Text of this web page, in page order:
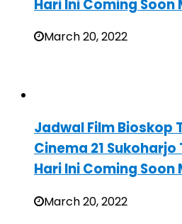
Hari Ini Coming Soon
March 20, 2022
Jadwal Film Bioskop
Cinema 21
Hari Ini Coming Soon
March 20, 2022